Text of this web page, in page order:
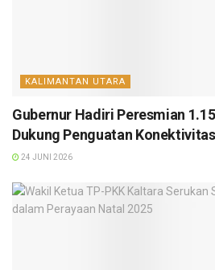
KALIMANTAN UTARA
Gubernur Hadiri Peresmian
Dukung Penguatan
24 JUNI 2026